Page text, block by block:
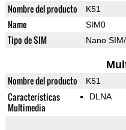
Nombre del producto K51
Name SIM0
Tipo de SIM Nano
Nombre del producto K51
Características
Multimedia
DLNA